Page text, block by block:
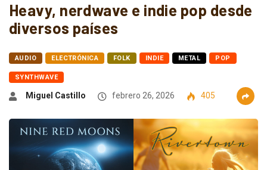
Heavy, nerdwave e indie pop desde
diversos países
AUDIO ELECTRÓNICA FOLK INDIE METAL POP
SYNTHWAVE
Miguel Castillo febrero 26, 2026 405